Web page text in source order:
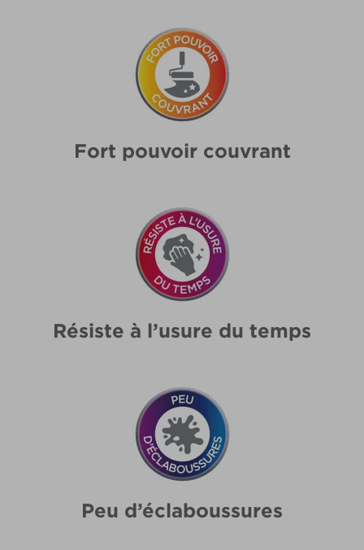
Fort pouvoir couvrant
Résiste à l’usure du temps
Peu d’éclaboussures